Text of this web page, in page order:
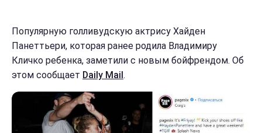
Популярную голливудскую актрису Хайден
Панеттьери, которая ранее родила Владимиру
Кличко ребенка, заметили с новым бойфрендом. Об
этом сообщает Daily Mail .